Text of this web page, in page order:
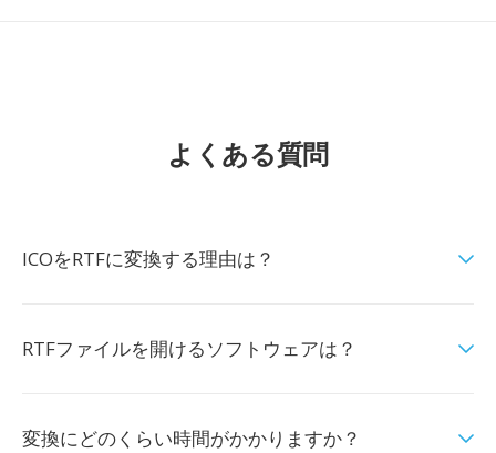
よくある質問
ICOをRTFに変換する理由は？
RTFファイルを開けるソフトウェアは？
変換にどのくらい時間がかかりますか？